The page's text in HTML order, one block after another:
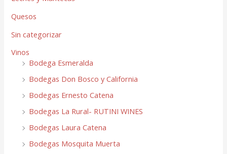
Quesos
Sin categorizar
Vinos
Bodega Esmeralda
Bodegas Don Bosco y California
Bodegas Ernesto Catena
Bodegas La Rural- RUTINI WINES
Bodegas Laura Catena
Bodegas Mosquita Muerta